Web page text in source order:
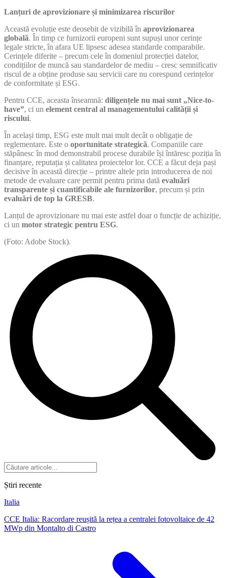
Lanțuri de aprovizionare și minimizarea riscurilor
Această evoluție este deosebit de vizibilă în aprovizionarea
globală. În timp ce furnizorii europeni sunt supuși unor cerințe
legale stricte, în afara UE lipsesc adesea standarde comparabile.
Cerințele diferite – precum cele în domeniul protecției datelor,
condițiilor de muncă sau standardelor de mediu – cresc semnificativ
riscul de a obține produse sau servicii care nu corespund cerințelor
de conformitate și ESG.
Pentru CCE, aceasta înseamnă: diligențele nu mai sunt „Nice-to-
have”, ci un element central al managementului calității și
riscului.
În același timp, ESG este mult mai mult decât o obligație de
reglementare. Este o oportunitate strategică. Companiile care
stăpânesc în mod demonstrabil procese durabile își întăresc poziția în
finanțare, reputația și calitatea proiectelor lor. CCE a făcut deja pași
decisive în această direcție – printre altele prin introducerea de noi
metode de evaluare care permit pentru prima dată evaluări
transparente și cuantificabile ale furnizorilor, precum și prin
evaluări de top la GRESB.
Lanțul de aprovizionare nu mai este astfel doar o funcție de achiziție,
ci un motor strategic pentru ESG.
(Foto: Adobe Stock).
Știri recente
Italia
CCE Italia: Racordare reușită la rețea a centralei fotovoltaice de 42
MWp din Montalto di Castro